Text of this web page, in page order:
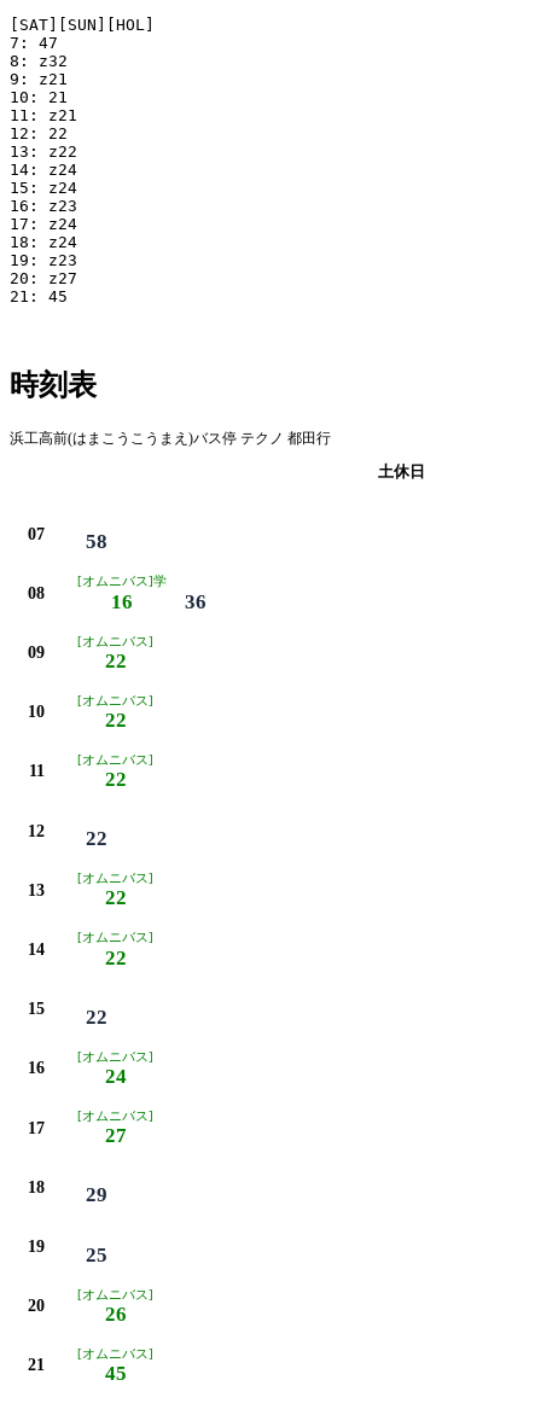
[SAT][SUN][HOL]
7: 47
8: z32
9: z21
10: 21
11: z21
12: 22
13: z22
14: z24
15: z24
16: z23
17: z24
18: z24
19: z23
20: z27
21: 45
時刻表
浜工高前(はまこうこうまえ)バス停 テクノ 都田行
土休日
07 58
08
[オムニバス]学
16 36
09
[オムニバス]
22
10
[オムニバス]
22
11
[オムニバス]
22
12 22
13
[オムニバス]
22
14
[オムニバス]
22
15 22
16
[オムニバス]
24
17
[オムニバス]
27
18 29
19 25
20
[オムニバス]
26
21
[オムニバス]
45